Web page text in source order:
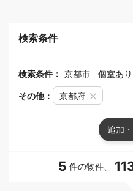
検索条件
検索条件： 京都市 個室あり
その他： 京都府
追加
5 件の物件、